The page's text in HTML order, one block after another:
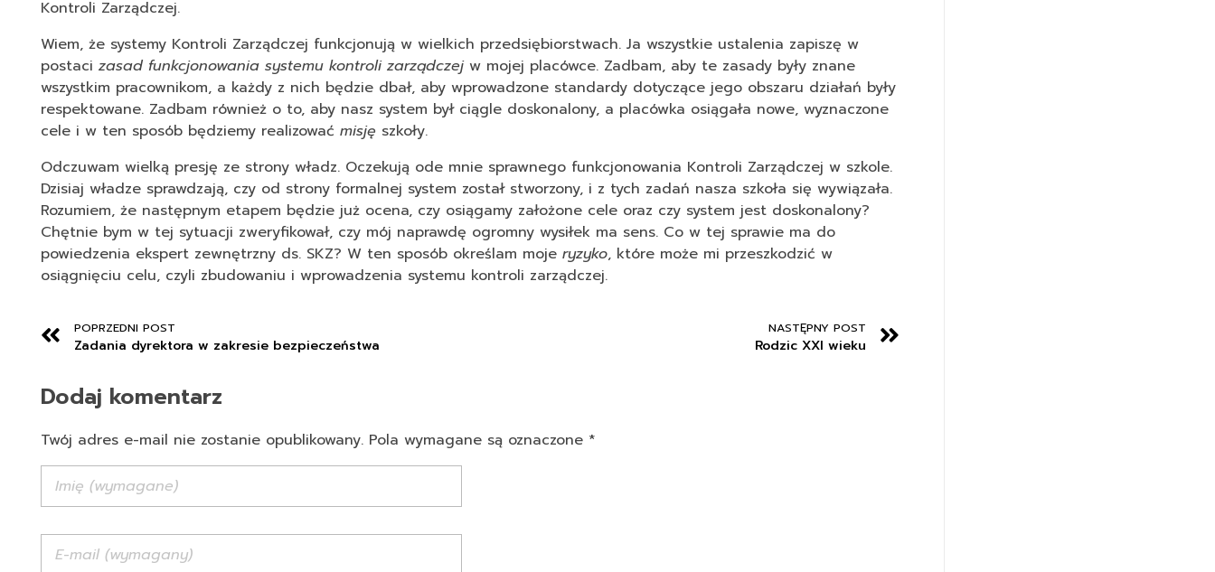
Kontroli Zarządczej.
Wiem, że systemy Kontroli Zarządczej funkcjonują w wielkich przedsiębiorstwach. Ja wszystkie ustalenia zapiszę w
postaci zasad funkcjonowania systemu kontroli zarządczejw mojej placówce. Zadbam, aby te zasady były znane
wszystkim pracownikom, a każdy z nich będzie dbał, aby wprowadzone standardy dotyczące jego obszaru działań były
respektowane. Zadbam również o to, aby nasz system był ciągle doskonalony, a placówka osiągała nowe, wyznaczone
cele i w ten sposób będziemy realizować misję szkoły.
Odczuwam wielką presję ze strony władz. Oczekują ode mnie sprawnego funkcjonowania Kontroli Zarządczej w szkole.
Dzisiaj władze sprawdzają, czy od strony formalnej system został stworzony, i z tych zadań nasza szkoła się wywiązała.
Rozumiem, że następnym etapem będzie już ocena, czy osiągamy założone cele oraz czy system jest doskonalony?
Chętnie bym w tej sytuacji zweryfikował, czy mój naprawdę ogromny wysiłek ma sens. Co w tej sprawie ma do
powiedzenia ekspert zewnętrzny ds. SKZ? W ten sposób określam moje ryzyko, które może mi przeszkodzić w
osiągnięciu celu, czyli zbudowaniu i wprowadzenia systemu kontroli zarządczej.
POPRZEDNI POST
Zadania dyrektora w zakresie bezpieczeństwa
NASTĘPNY POST
Rodzic XXI wieku
Dodaj komentarz
Twój adres e-mail nie zostanie opublikowany. Pola wymagane są oznaczone *